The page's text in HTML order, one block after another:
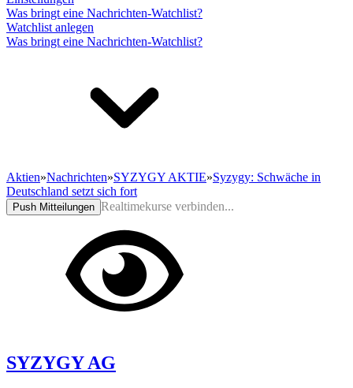
Was bringt eine Nachrichten-Watchlist?
Watchlist anlegen
Was bringt eine Nachrichten-Watchlist?
Aktien»Nachrichten»SYZYGY AKTIE»Syzygy: Schwäche in
Deutschland setzt sich fort
Push Mitteilungen Realtimekurse verbinden...
SYZYGY AG